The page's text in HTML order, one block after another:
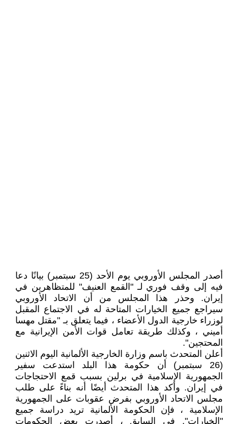
أصدر المجلس الأوروبي يوم الأحد (25 سبتمبر) بيانًا دعا
فيه إلى وقف فوري لـ "القمع العنيف" للمتظاهرين في
إيران. وحذر هذا المجلس من أن الاتحاد الأوروبي
سيراجع جميع الخيارات المتاحة له في الاجتماع المقبل
لوزراء خارجية الدول الأعضاء ، فيما يتعلق بـ "مقتل مهسا
أميني ، وكذلك طريقة تعامل قوات الأمن الإيرانية مع
المحتجين".
أعلن المتحدث باسم وزارة الخارجية الألمانية اليوم الاثنين
(26 سبتمبر) أن حكومة هذا البلد استدعت سفير
الجمهورية الإسلامية في برلين بسبب قمع الاحتجاجات
في إيران. وأكد هذا المتحدث أيضًا أنه بناءً على طلب
مجلس الاتحاد الأوروبي بفرض عقوبات على الجمهورية
الإسلامية ، فإن الحكومة الألمانية تريد دراسة جميع
"الخيارات". في السابق ، أصدرت بعض الحكومات